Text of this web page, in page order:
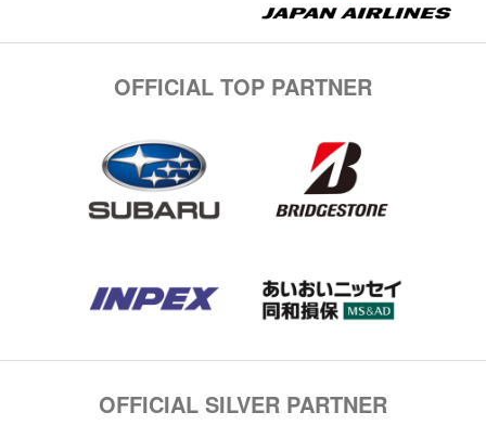
OFFICIAL TOP PARTNER
OFFICIAL SILVER PARTNER